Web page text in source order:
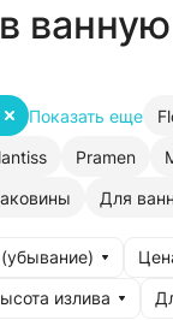
Показать еще
Pramen
Для
излива